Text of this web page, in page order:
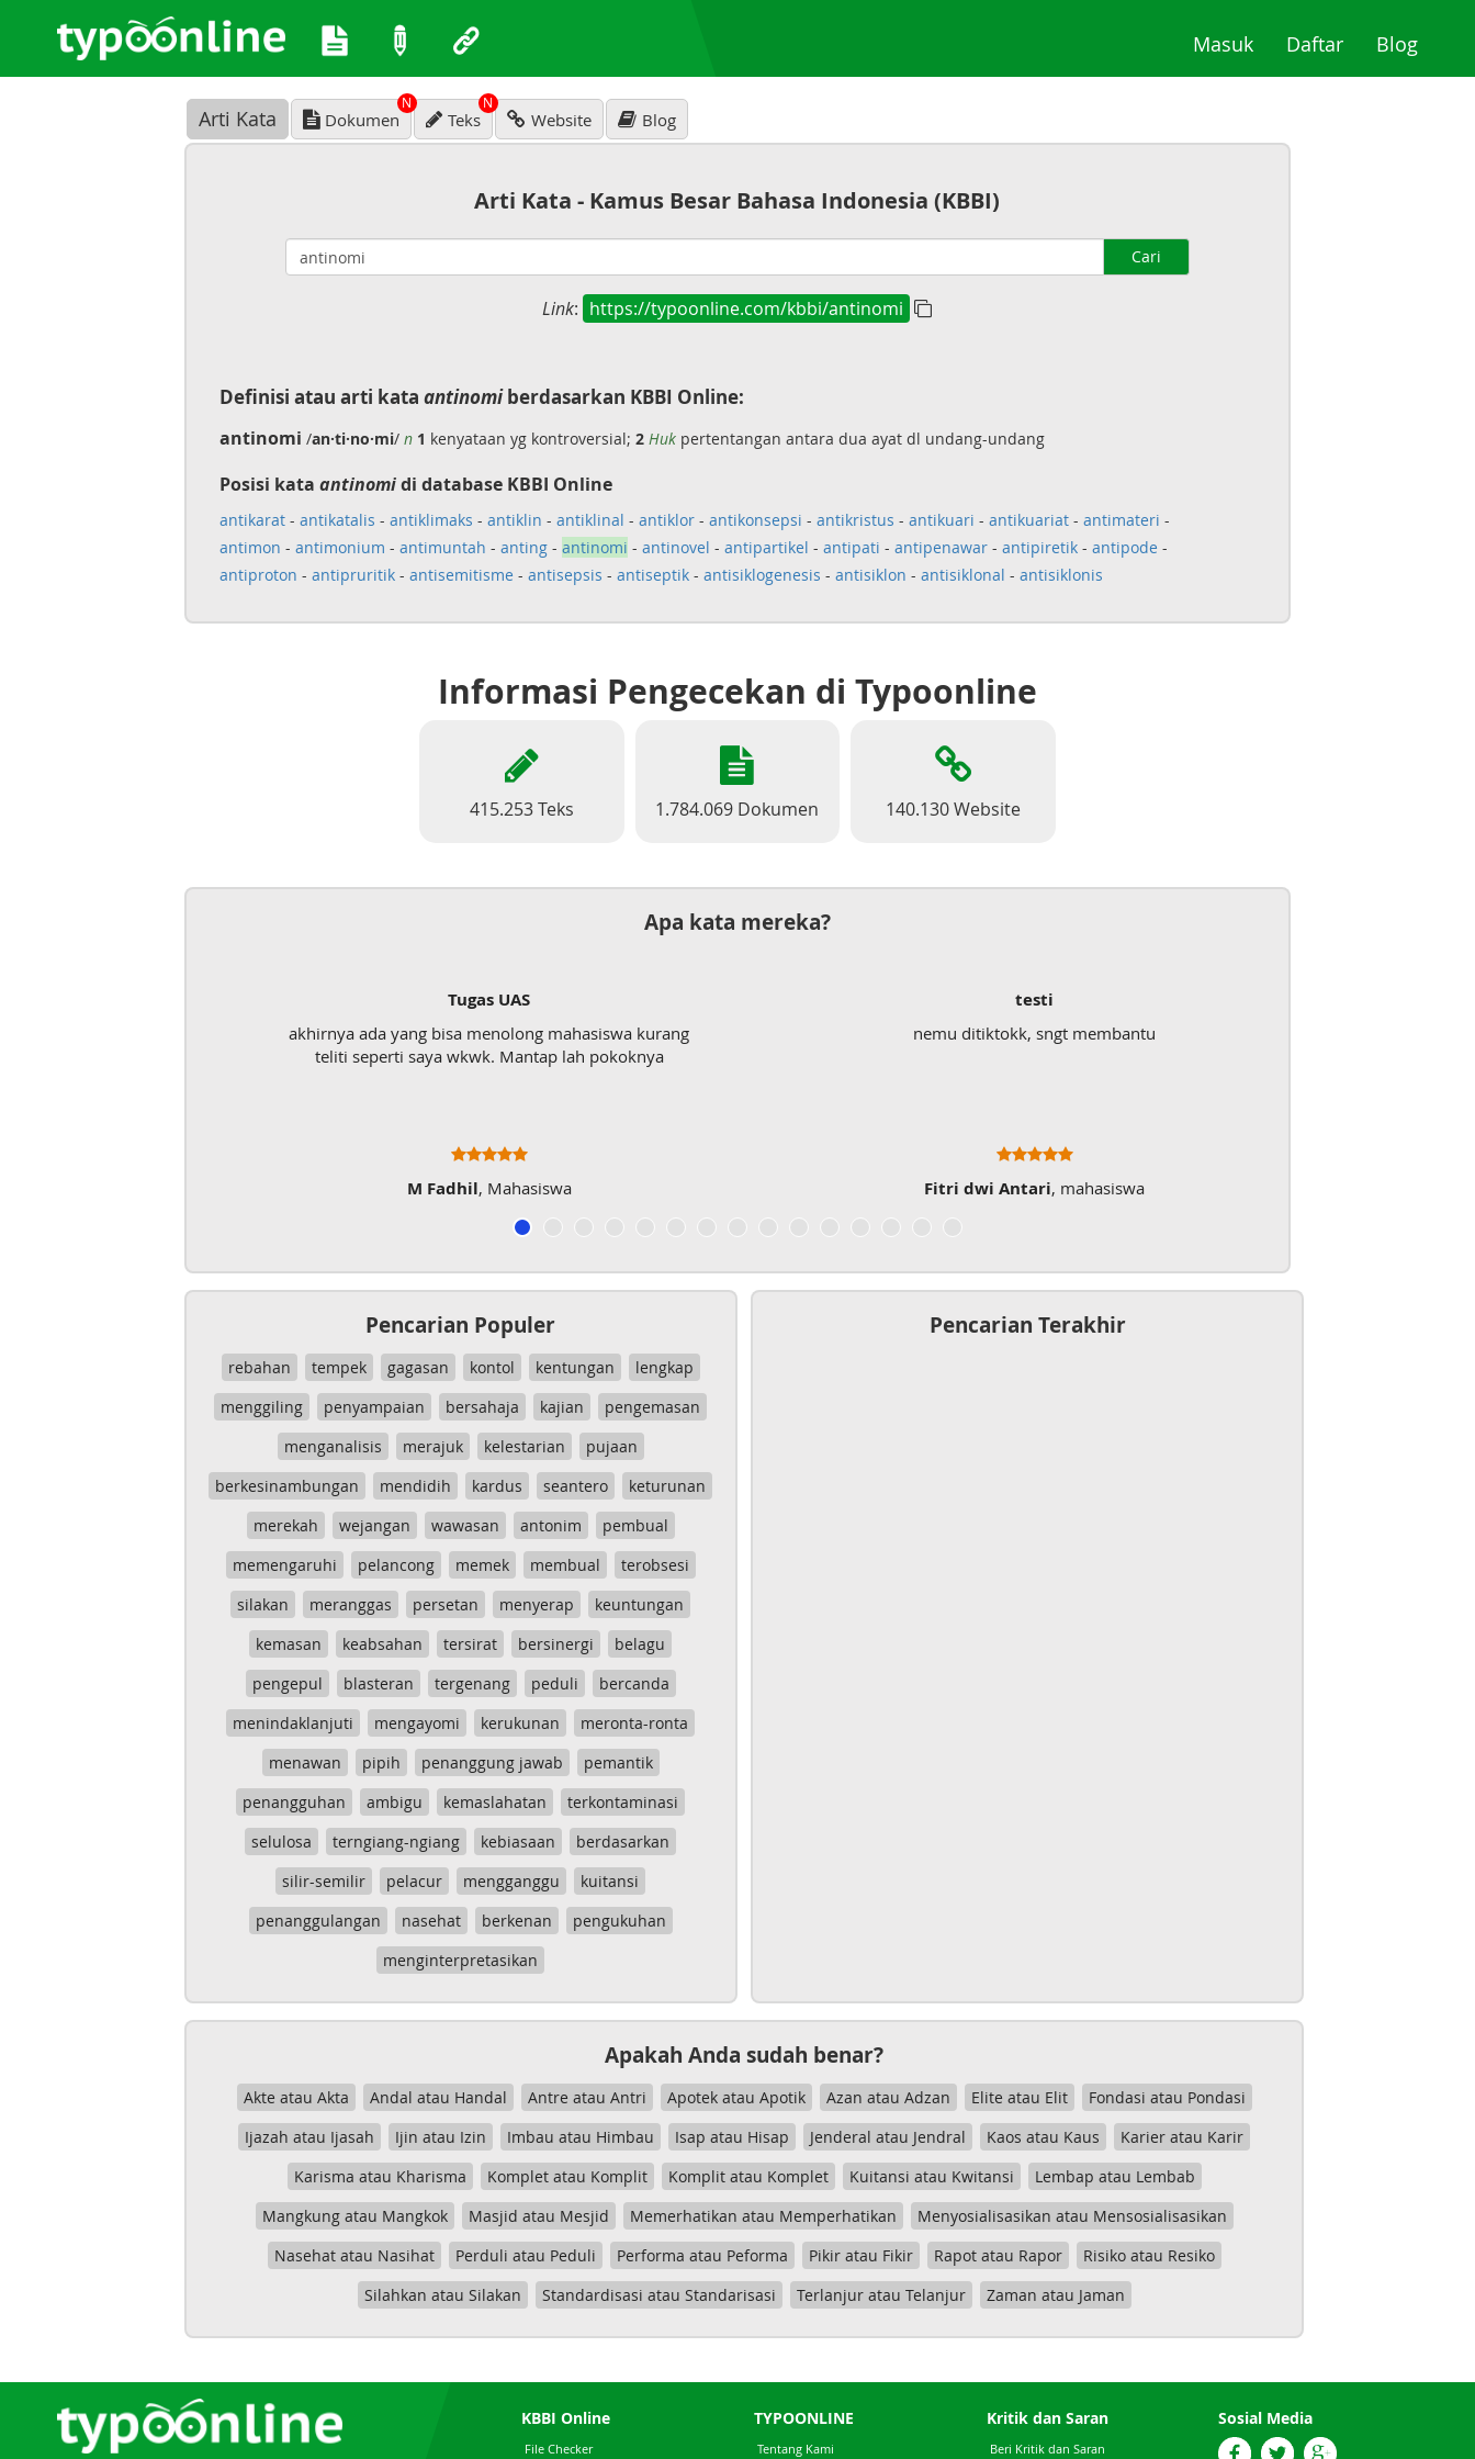
Masuk(current)
Daftar(current)
Blog
Arti Kata Dokumen
N
Teks
N
Website Blog
Arti Kata - Kamus Besar Bahasa Indonesia (KBBI)
Cari
Link: https://typoonline.com/kbbi/antinomi
Definisi atau arti kata antinomiberdasarkan KBBI Online:
antinomi /an·ti·no·mi/ n 1 kenyataan yg kontroversial; 2 Hukpertentangan antara dua ayat dl undang-undang
Posisi kata antinomidi database KBBI Online
antikarat- antikatalis - antiklimaks - antiklin - antiklinal - antiklor- antikonsepsi - antikristus - antikuari - antikuariat- antimateri -
antimon - antimonium - antimuntah - anting- antinomi - antinovel - antipartikel - antipati - antipenawar- antipiretik- antipode -
antiproton - antipruritik- antisemitisme - antisepsis - antiseptik- antisiklogenesis - antisiklon - antisiklonal - antisiklonis
Informasi Pengecekan di Typoonline
415.253 Teks 1.784.069 Dokumen 140.130 Website
Apa kata mereka?
Tugas UAS
akhirnya ada yang bisa menolong mahasiswa kurang
teliti seperti saya wkwk. Mantap lah pokoknya
M Fadhil, Mahasiswa
testi
nemu ditiktokk, sngt membantu
Fitri dwi Antari, mahasiswa
Pencarian Populer
rebahan tempek gagasan kontol kentungan
lengkap
menggiling
penyampaian bersahaja kajian
pengemasan
menganalisis
merajuk kelestarian
pujaan
berkesinambungan
mendidih kardus seantero
keturunan
merekah
wejangan wawasan antonim
pembual
memengaruhi
pelancong memek membual
terobsesi
silakan
meranggas persetan menyerap
keuntungan
kemasan
keabsahan tersirat bersinergi
belagu
pengepul
blasteran tergenang peduli
bercanda
menindaklanjuti
mengayomi kerukunan
meronta-ronta
menawan
pipih penanggung jawab
pemantik
penangguhan
ambigu kemaslahatan
terkontaminasi
selulosa
terngiang-ngiang kebiasaan
berdasarkan
silir-semilir
pelacur mengganggu
kuitansi
penanggulangan
nasehat berkenan
pengukuhan
menginterpretasikan
Pencarian Terakhir
Apakah Anda sudah benar?
Akte atau Akta Andal atau Handal Antre atau Antri Apotek atau Apotik Azan atau Adzan Elite atau Elit
Fondasi atau Pondasi
Ijazah atau Ijasah
Ijin atau Izin Imbau atau Himbau Isap atau Hisap Jenderal atau Jendral Kaos atau Kaus
Karier atau Karir
Karisma atau Kharisma
Komplet atau Komplit Komplit atau Komplet Kuitansi atau Kwitansi
Lembap atau Lembab
Mangkung atau Mangkok
Masjid atau Mesjid Memerhatikan atau Memperhatikan
Menyosialisasikan atau Mensosialisasikan
Nasehat atau Nasihat
Perduli atau Peduli Performa atau Peforma Pikir atau Fikir Rapot atau Rapor
Risiko atau Resiko
Silahkan atau Silakan
Standardisasi atau Standarisasi Terlanjur atau Telanjur Zaman atau Jaman
KBBI Online
File Checker
TYPOONLINE
Tentang Kami
Kritik dan Saran
Beri Kritik dan Saran
Sosial Media